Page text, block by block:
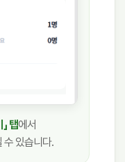
」 탭에서
수 있습니다.